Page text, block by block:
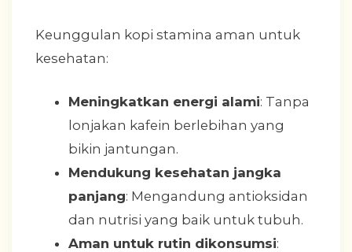
Keunggulan kopi stamina aman untuk
kesehatan:
Meningkatkan energi alami: Tanpa
lonjakan kafein berlebihan yang
bikin jantungan.
Mendukung kesehatan jangka
panjang: Mengandung antioksidan
dan nutrisi yang baik untuk tubuh.
Aman untuk rutin dikonsumsi: